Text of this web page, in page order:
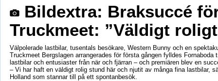
Bildextra: Braksuccé
Truckmeet: ”Väldigt
Välpolerade lastbilar, tusentals besökare, Western Bunny och en
Truckmeet Bergslagen arrangerades för första gången fylldes Fornaboda
lastbilar och entusiaster från när och fjärran – och premiären blev en
– Vi har haft en väldigt rolig stund här och njutit av många fina lastbilar,
Holland som stannar till på ett spontanbesök.